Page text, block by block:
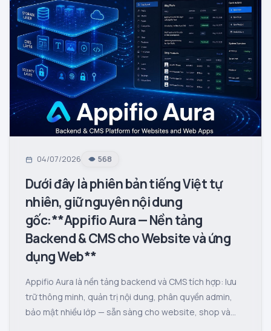
04/07/2026 568
Dưới đây là phiên bản tiếng Việt tự
nhiên, giữ nguyên nội dung
gốc:**Appifio Aura — Nền tảng
Backend & CMS cho Website và ứng
dụng Web**
Appifio Aura là nền tảng backend và CMS tích hợp: lưu
trữ thông minh, quản trị nội dung, phân quyền admin,
bảo mật nhiều lớp — sẵn sàng cho website, shop và